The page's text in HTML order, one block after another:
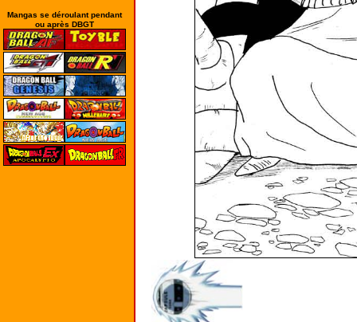
Mangas se déroulant pendant
ou après DBGT